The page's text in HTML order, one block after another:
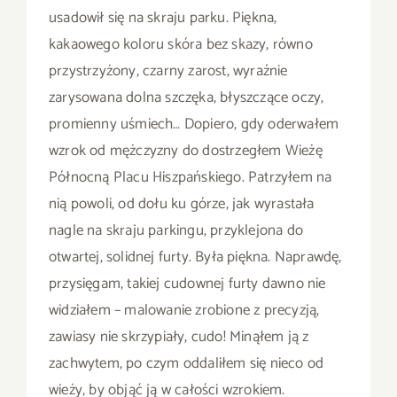
usadowił się na skraju parku. Piękna,
kakaowego koloru skóra bez skazy, równo
przystrzyżony, czarny zarost, wyraźnie
zarysowana dolna szczęka, błyszczące oczy,
promienny uśmiech… Dopiero, gdy oderwałem
wzrok od mężczyzny do dostrzegłem Wieżę
Północną Placu Hiszpańskiego. Patrzyłem na
nią powoli, od dołu ku górze, jak wyrastała
nagle na skraju parkingu, przyklejona do
otwartej, solidnej furty. Była piękna. Naprawdę,
przysięgam, takiej cudownej furty dawno nie
widziałem – malowanie zrobione z precyzją,
zawiasy nie skrzypiały, cudo! Minąłem ją z
zachwytem, po czym oddaliłem się nieco od
wieży, by objąć ją w całości wzrokiem.